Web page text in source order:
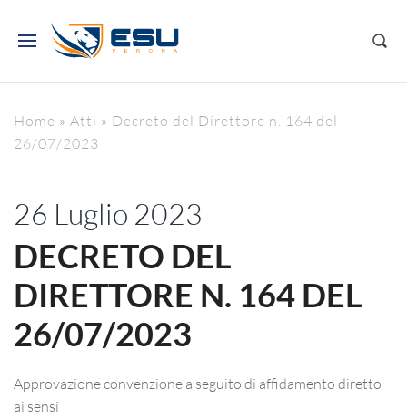
Home » Atti » Decreto del Direttore n. 164 del
26/07/2023
26 Luglio 2023
DECRETO DEL
DIRETTORE N. 164 DEL
26/07/2023
Approvazione convenzione a seguito di affidamento diretto
ai sensi